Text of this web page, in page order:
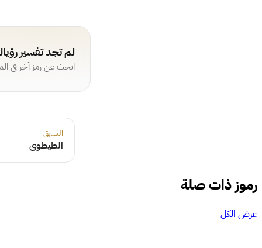
لم تجد تفسير
ابحث عن رمز آخر في
السابق
الطيطوى
رموز ذات صلة
عرض الكل